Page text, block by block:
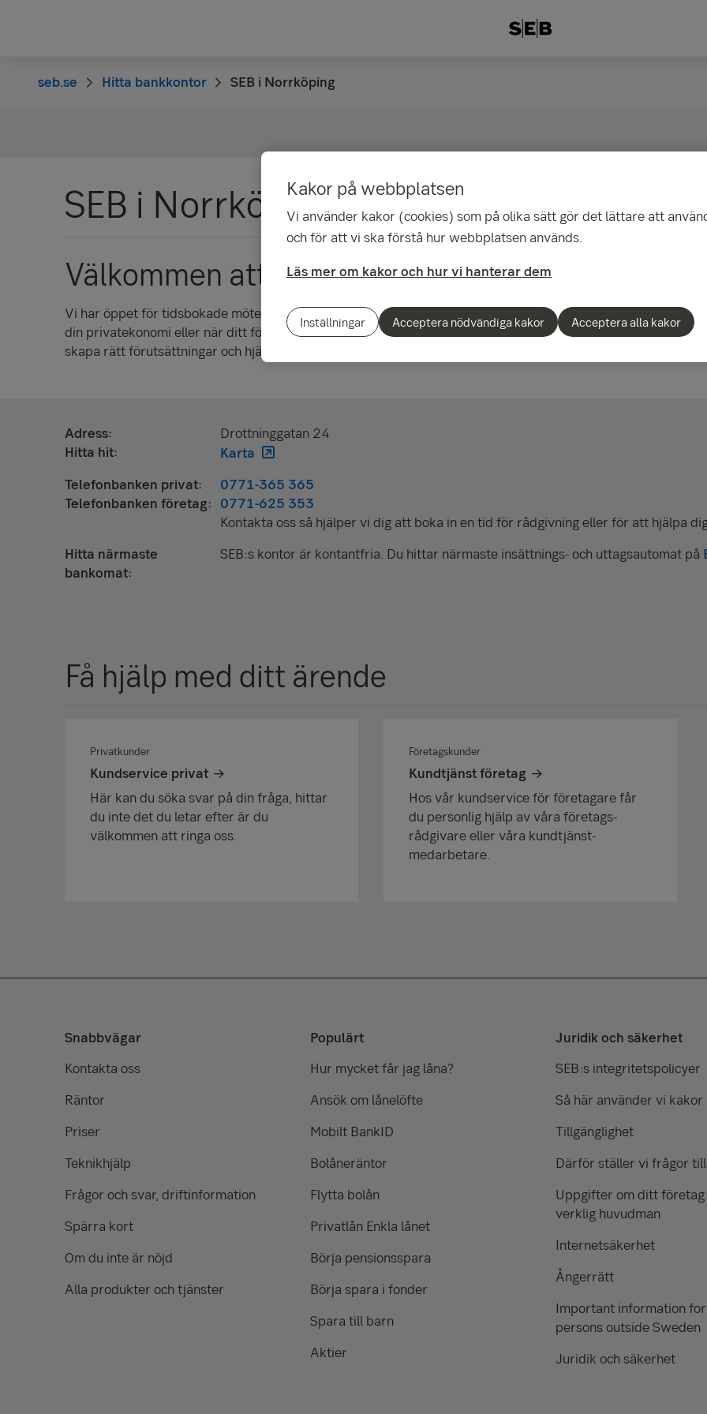
seb.se Hitta bankkontor SEB i Norrköping
SEB i Norrköping
Välkommen att boka möte
Vi har öppet för tidsbokade möten. Vi finns här för att hjälpa dig och ge råd när händelser i livet påverkar
din privatekonomi eller när ditt företag behöver stöd, oavsett i vilken fas. Våra rådgivare finns här för att
skapa rätt förutsättningar och hjälpa dig att nå dit du vill.
Adress
Drottninggatan 24
Hitta hit
Karta
Telefonbanken privat
0771-365 365
Telefonbanken företag
0771-625 353
Kontakta oss så hjälper vi dig att boka in en tid för rådgivning eller för att hjälpa
Hitta närmaste
bankomat
SEB:s kontor är kontantfria. Du hittar närmaste insättnings- och uttagsautomat på
Få hjälp med ditt ärende
Privatkunder
Kundservice privat
Här kan du söka svar på din fråga, hittar
du inte det du letar efter är du
välkommen att ringa oss.
Företagskunder
Kundtjänst företag
Hos vår kundservice för företagare får
du personlig hjälp av våra företags­
rådgivare eller våra kundtjänst­
medarbetare.
Snabbvägar
Kontakta oss
Räntor
Priser
Teknikhjälp
Frågor och svar, driftinformation
Spärra kort
Om du inte är nöjd
Alla produkter och tjänster
Populärt
Hur mycket får jag låna?
Ansök om lånelöfte
Mobilt BankID
Bolåneräntor
Flytta bolån
Privatlån Enkla lånet
Börja pensionsspara
Börja spara i fonder
Spara till barn
Aktier
Juridik och säkerhet
SEB:s integritetspolicyer
Så här använder vi kakor
Tillgänglighet
Därför ställer vi frågor
Uppgifter om ditt
verklig huvudman
Internetsäkerhet
Ångerrätt
Important information for
persons outside Sweden
Juridik och säkerhet
Kakor på webbplatsen
Vi använder kakor (cookies) som på olika sätt gör det lättare att
och för att vi ska förstå hur webbplatsen används.
Läs mer om kakor och hur vi hanterar dem
Inställningar Acceptera nödvändiga kakor Acceptera alla kakor